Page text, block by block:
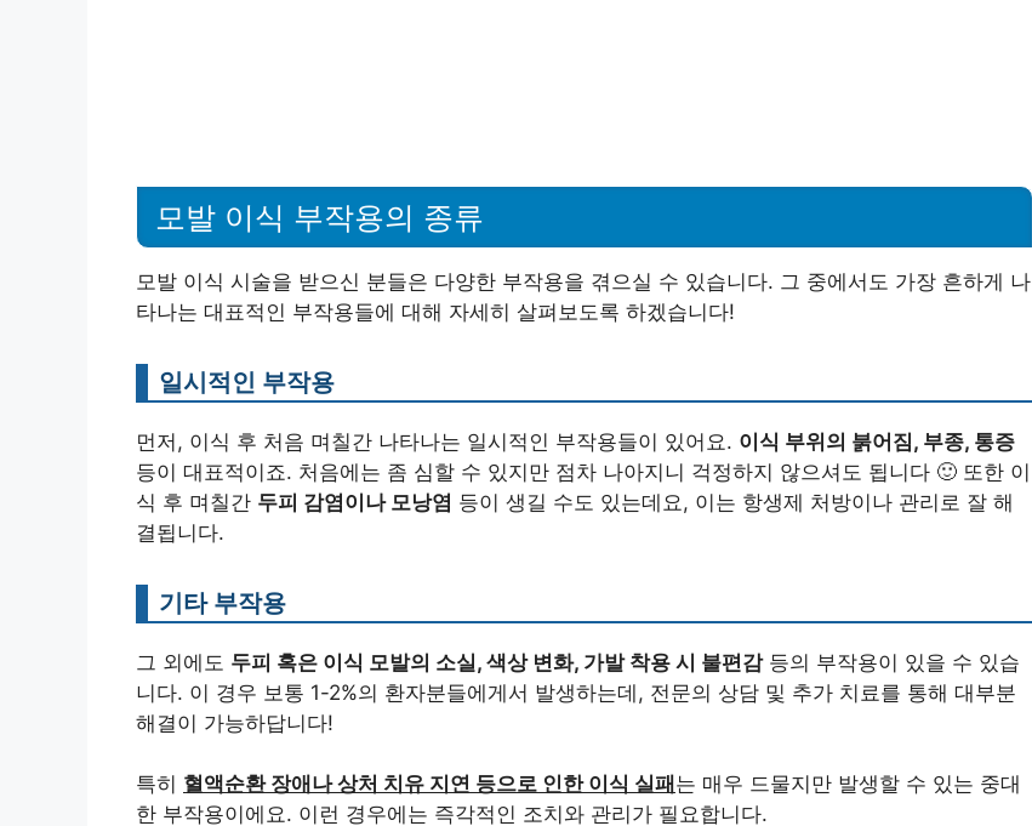
모발 이식 부작용의 종류
모발 이식 시술을 받으신 분들은 다양한 부작용을 겪으실 수 있습니다. 그 중에서도 가장 흔하게 나
타나는 대표적인 부작용들에 대해 자세히 살펴보도록 하겠습니다!
일시적인 부작용
먼저, 이식 후 처음 며칠간 나타나는 일시적인 부작용들이 있어요. 이식 부위의 붉어짐, 부종, 통증
등이 대표적이죠. 처음에는 좀 심할 수 있지만 점차 나아지니 걱정하지 않으셔도 됩니다 🙂 또한 이
식 후 며칠간 두피 감염이나 모낭염 등이 생길 수도 있는데요, 이는 항생제 처방이나 관리로 잘 해
결됩니다.
기타 부작용
그 외에도 두피 혹은 이식 모발의 소실, 색상 변화, 가발 착용 시 불편감등의 부작용이 있을 수 있습
니다. 이 경우 보통 1-2%의 환자분들에게서 발생하는데, 전문의 상담 및 추가 치료를 통해 대부분
해결이 가능하답니다!
특히 혈액순환 장애나 상처 치유 지연 등으로 인한 이식 실패 는 매우 드물지만 발생할 수 있는 중대
한 부작용이에요. 이런 경우에는 즉각적인 조치와 관리가 필요합니다.